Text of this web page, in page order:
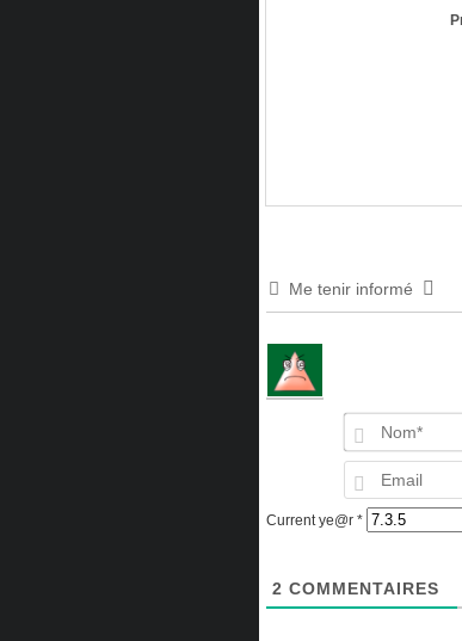
Me tenir informé
Current ye@r *
2 COMMENTAIRES